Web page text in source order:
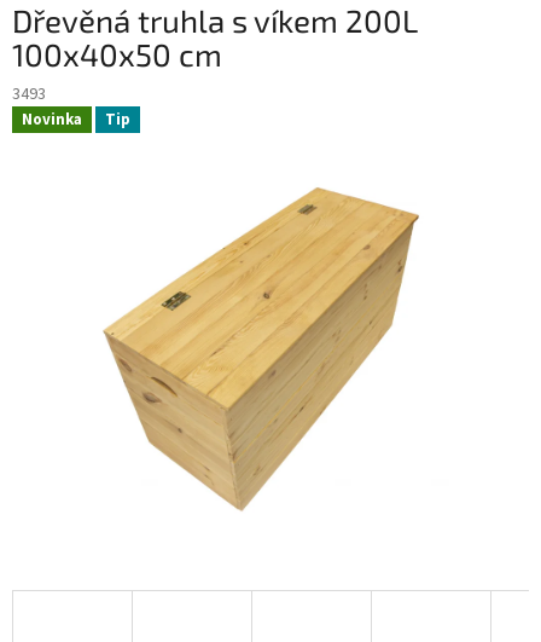
Dřevěná truhla s víkem 200L
100x40x50 cm
3493
Novinka Tip